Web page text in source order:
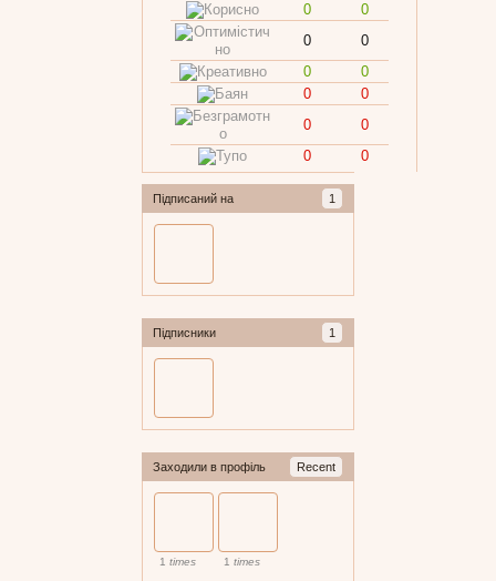
0
0
0
0
0
0
0
0
0
0
0
0
Підписаний на 1
Підписники 1
Заходили в профіль Recent
1 times 1 times